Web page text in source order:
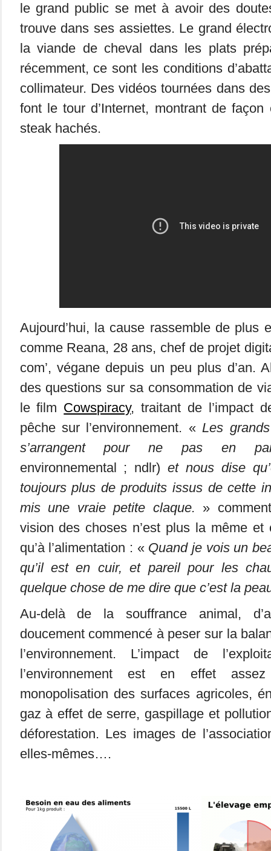
le grand public se met à avoir des
trouve dans ses assiettes. Le grand
la viande de cheval dans les plats
récemment, ce sont les conditions
collimateur. Des vidéos tournées dans
font le tour d’Internet, montrant de façon
steak hachés.
Aujourd’hui, la cause rassemble de plus
comme Reana, 28 ans, chef de projet
com’, végane depuis un peu plus d’an.
des questions sur sa consommation de
le film Cowspiracy, traitant de l’impact
pêche sur l’environnement. «Les grands
s’arrangent pour ne pas en
environnemental ; ndlr) et nous dise
toujours plus de produits issus de cette
mis une vraie petite claque. »
vision des choses n’est plus la même et
qu’à l’alimentation : « Quand je vois un
qu’il est en cuir, et pareil pour les
quelque chose de me dire que c’est la
Au-delà de la souffrance animal,
doucement commencé à peser sur la
l’environnement. L’impact de
l’environnement est en effet
monopolisation des surfaces agricoles,
gaz à effet de serre, gaspillage et
déforestation. Les images de
elles-mêmes….